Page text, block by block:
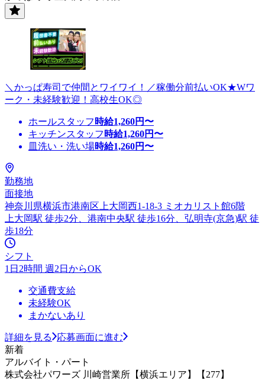
＼かっぱ寿司で仲間とワイワイ！／稼働分前払いOK★Wワ
ーク・未経験歓迎！高校生OK◎
ホールスタッフ 時給1,260円〜
キッチンスタッフ 時給1,260円〜
皿洗い・洗い場時給1,260円〜
勤務地
面接地
神奈川県横浜市港南区上大岡西1-18-3 ミオカリスト館6階
上大岡駅 徒歩2分、港南中央駅 徒歩16分、弘明寺(京急)駅 徒
歩18分
シフト
1日2時間 週2日からOK
交通費支給
未経験OK
まかないあり
詳細を見る
応募画面に進む
新着
アルバイト・パート
株式会社パワーズ 川崎営業所【横浜エリア】【277】